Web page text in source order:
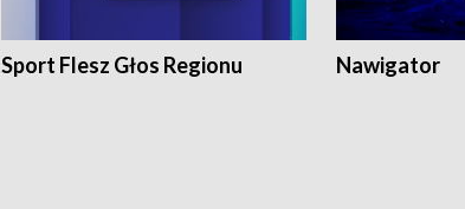
Sport Flesz Głos Regionu Nawigator